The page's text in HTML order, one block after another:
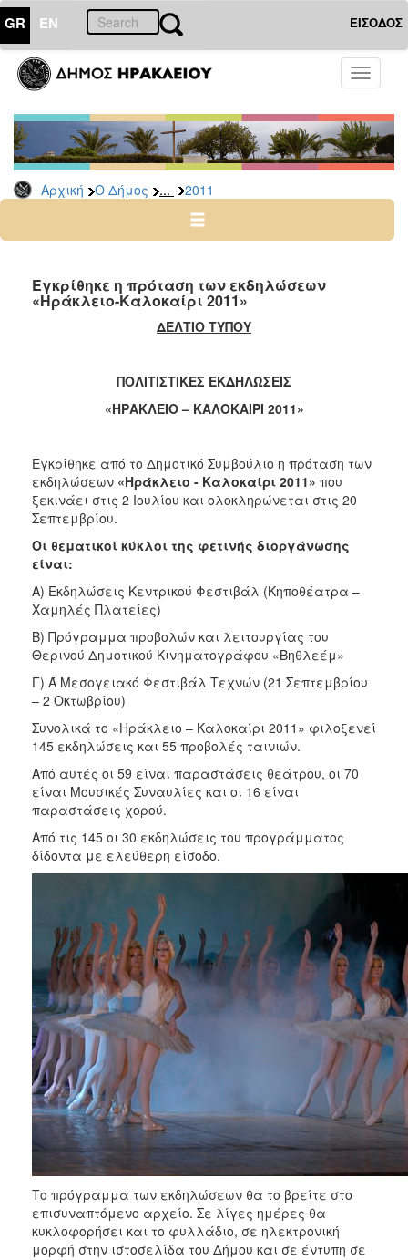
GR EN ΕΙΣΟΔΟΣ
Toggle
Αρχική Ο Δήμος ... 2011
ΔΗΜΟΣ
Δελτία
Τύπου
Αρχείο
2026
2024
2022
2016
2015
2013
2012
2010
ΤΟΠΟΣ
ΠΟΛΙΤΙΣΜΟΣ
ΑΝΘΕΚΤΙΚΗ
ΠΟΛΗ
Εγκρίθηκε η πρόταση των εκδηλώσεων
«Ηράκλειο-Καλοκαίρι 2011»
ΔΕΛΤΙΟ ΤΥΠΟΥ
ΠΟΛΙΤΙΣΤΙΚΕΣ ΕΚΔΗΛΩΣΕΙΣ
«ΗΡΑΚΛΕΙΟ – ΚΑΛΟΚΑΙΡΙ 2011»
Εγκρίθηκε από το Δημοτικό Συμβούλιο η πρόταση των
εκδηλώσεων «Ηράκλειο - Καλοκαίρι 2011» που
ξεκινάει στις 2 Ιουλίου και ολοκληρώνεται στις 20
Σεπτεμβρίου.
Οι θεματικοί κύκλοι της φετινής διοργάνωσης
είναι:
Α) Εκδηλώσεις Κεντρικού Φεστιβάλ (Κηποθέατρα –
Χαμηλές Πλατείες)
B) Πρόγραμμα προβολών και λειτουργίας του
Θερινού Δημοτικού Κινηματογράφου «Βηθλεέμ»
Γ) Ά Μεσογειακό Φεστιβάλ Τεχνών (21 Σεπτεμβρίου
– 2 Οκτωβρίου)
Συνολικά το «Ηράκλειο – Καλοκαίρι 2011» φιλοξενεί
145 εκδηλώσεις και 55 προβολές ταινιών.
Από αυτές οι 59 είναι παραστάσεις θεάτρου, οι 70
είναι Μουσικές Συναυλίες και οι 16 είναι
παραστάσεις χορού.
Από τις 145 οι 30 εκδηλώσεις του προγράμματος
δίδοντα με ελεύθερη είσοδο.
Το πρόγραμμα των εκδηλώσεων θα το βρείτε στο
επισυναπτόμενο αρχείο. Σε λίγες ημέρες θα
κυκλοφορήσει και το φυλλάδιο, σε ηλεκτρονική
μορφή στην ιστοσελίδα του Δήμου και σε έντυπη σε